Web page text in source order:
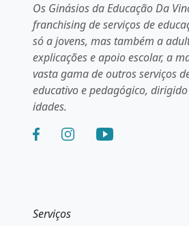
Os Ginásios da Educação Da
franchising de serviços de
só a jovens, mas também a
explicações e apoio escolar, a
vasta gama de outros serviços
educativo e pedagógico,
idades.
Serviços